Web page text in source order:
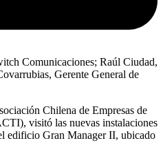
Comunicaciones; Raúl Ciudad,
Gerente General de
Chilena de Empresas de
visitó las nuevas instalaciones
edificio Gran Manager II, ubicado